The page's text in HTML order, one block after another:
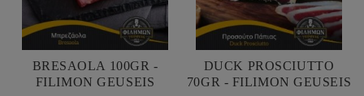
BRESAOLA 100GR -
FILIMON GEUSEIS
DUCK PROSCIUTTO
70GR - FILIMON GEUSEIS